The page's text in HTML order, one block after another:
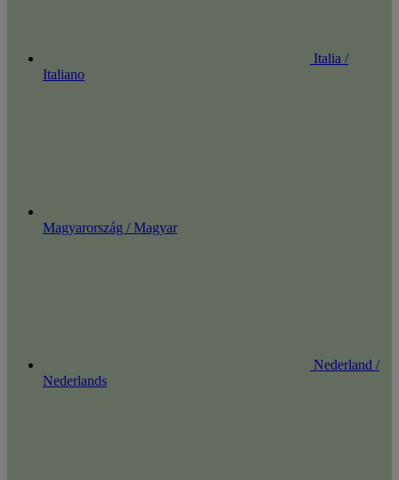
Italia /
Italiano
Magyarország / Magyar
Nederland /
Nederlands